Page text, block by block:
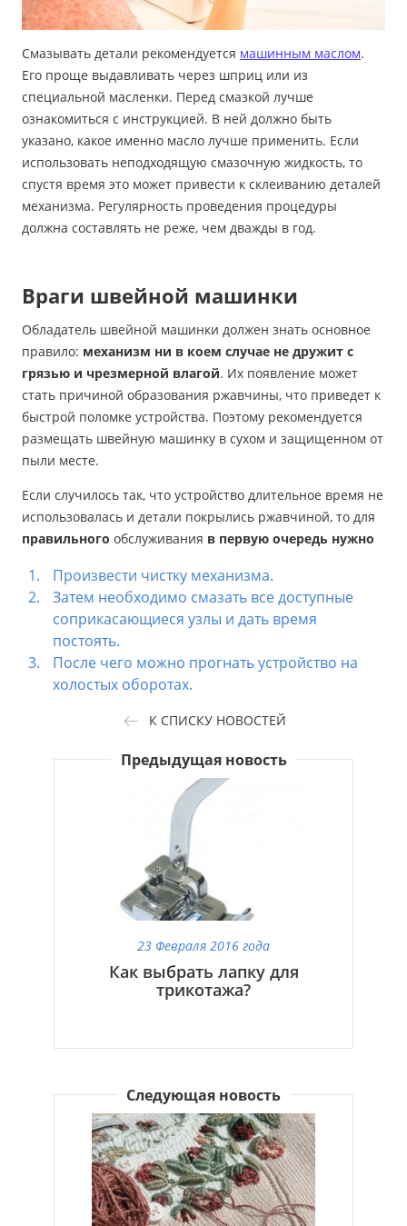
Смазывать детали рекомендуется машинным маслом.
Его проще выдавливать через шприц или из
специальной масленки. Перед смазкой лучше
ознакомиться с инструкцией. В ней должно быть
указано, какое именно масло лучше применить. Если
использовать неподходящую смазочную жидкость, то
спустя время это может привести к склеиванию деталей
механизма. Регулярность проведения процедуры
должна составлять не реже, чем дважды в год.
Враги швейной машинки
Обладатель швейной машинки должен знать основное
правило: механизм ни в коем случае не дружит с
грязью и чрезмерной влагой. Их появление может
стать причиной образования ржавчины, что приведет к
быстрой поломке устройства. Поэтому рекомендуется
размещать швейную машинку в сухом и защищенном от
пыли месте.
Если случилось так, что устройство длительное время не
использовалась и детали покрылись ржавчиной, то для
правильного обслуживания в первую очередь нужно
Произвести чистку механизма.
Затем необходимо смазать все доступные
соприкасающиеся узлы и дать время
постоять.
После чего можно прогнать устройство на
холостых оборотах.
К СПИСКУ НОВОСТЕЙ
Предыдущая новость
23 Февраля 2016 года
Как выбрать лапку для
трикотажа?
Следующая новость